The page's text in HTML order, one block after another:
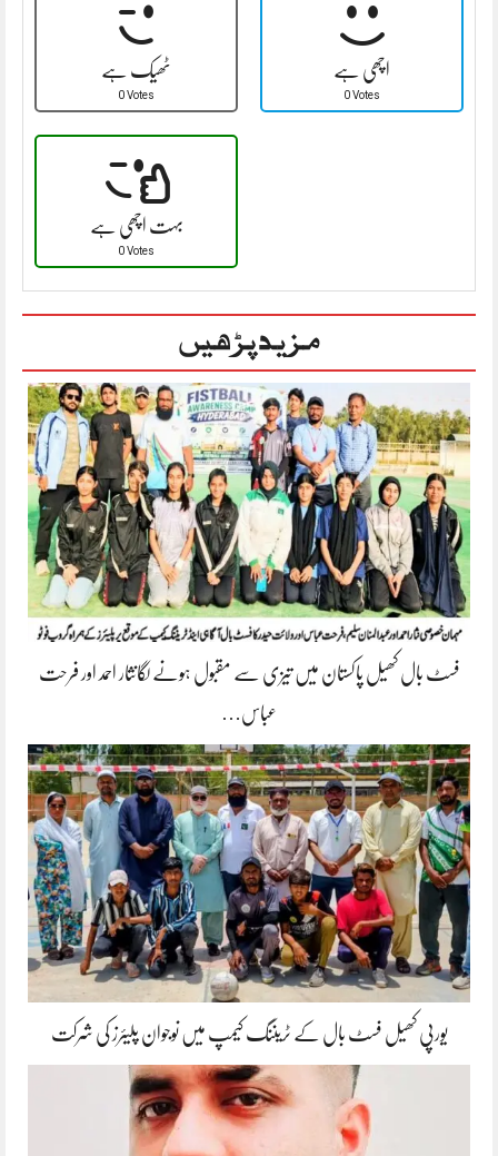
ٹھیک ہے
0 Votes
اچھی ہے
0 Votes
بہت اچھی ہے
0 Votes
مزید پڑھیں
فسٹ بال کھیل پاکستان میں تیزی سے مقبول ہونے لگانثار احمد اور فرحت
عباس…
یورپی کھیل فسٹ بال کے ٹریننگ کیمپ میں نوجوان پلیئرز کی شرکت